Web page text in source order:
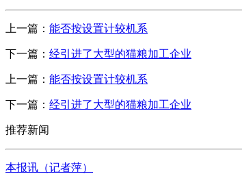
上一篇： 能否按设置计较机系
下一篇： 经引进了大型的猫粮加工企业
上一篇： 能否按设置计较机系
下一篇： 经引进了大型的猫粮加工企业
推荐新闻
本报讯（记者萍）